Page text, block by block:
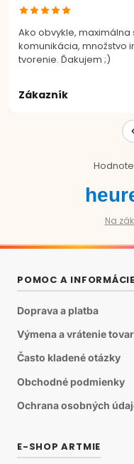
Ako obvykle,
komunikácia, množstvo
tvorenie. Ďakujem ;)
Zákazník
Na
POMOC A INFORMÁCIE
Doprava a platba
Výmena a vrátenie
Často kladené otázky
Obchodné podmienky
Ochrana osobných
E-SHOP ARTMIE